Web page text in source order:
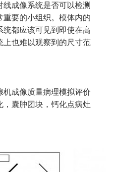
成像系统是否可以检测
重要的小组织。模体内的
都应该可见到即使在高
也难以观察到的尺寸范
机成像质量病理模拟评价
囊肿团块，钙化点病灶